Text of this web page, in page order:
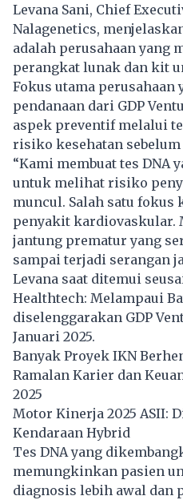
Levana Sani, Chief
Nalagenetics,
adalah perusahaan yang
perangkat lunak dan kit
Fokus utama perusahaan
pendanaan dari GDP
aspek preventif melalui
risiko kesehatan
“Kami membuat tes DNA
untuk melihat risiko
muncul. Salah satu fokus
penyakit kardiovaskular.
jantung prematur yang
sampai terjadi serangan
Levana saat ditemui
Healthtech: Melampaui
diselenggarakan GDP
Januari 2025.
Banyak Proyek IKN
Ramalan Karier dan
2025
Motor Kinerja 2025 ASII:
Kendaraan Hybrid
Tes DNA yang
memungkinkan pasien
diagnosis lebih awal dan